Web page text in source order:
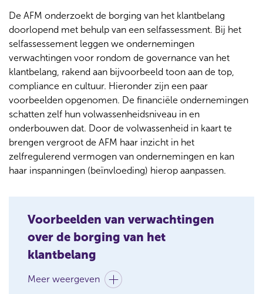
De AFM onderzoekt de borging van het klantbelang
doorlopend met behulp van een selfassessment. Bij het
selfassessement leggen we ondernemingen
verwachtingen voor rondom de governance van het
klantbelang, rakend aan bijvoorbeeld toon aan de top,
compliance en cultuur. Hieronder zijn een paar
voorbeelden opgenomen. De financiële ondernemingen
schatten zelf hun volwassenheidsniveau in en
onderbouwen dat. Door de volwassenheid in kaart te
brengen vergroot de AFM haar inzicht in het
zelfregulerend vermogen van ondernemingen en kan
haar inspanningen (beïnvloeding) hierop aanpassen.
Voorbeelden van verwachtingen
over de borging van het
klantbelang
Meer weergeven